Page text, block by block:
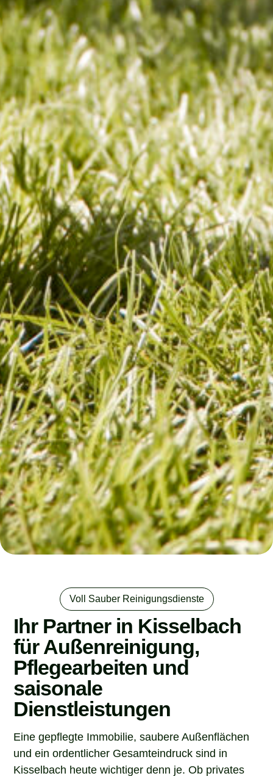
Voll Sauber Reinigungsdienste
Ihr Partner in Kisselbach
für Außenreinigung,
Pflegearbeiten und
saisonale
Dienstleistungen
Eine gepflegte Immobilie, saubere Außenflächen
und ein ordentlicher Gesamteindruck sind in
Kisselbach heute wichtiger denn je. Ob privates